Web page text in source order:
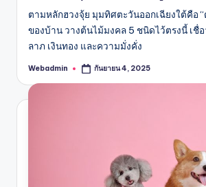
ตามหลักฮวงจุ้ย มุมทิศตะวันออกเฉียงใต้คือ
ของบ้าน วางต้นไม้มงคล 5 ชนิดไว้ตรงนี้ เชื่
ลาภ เงินทอง และความมั่งคั่ง
Posted
Webadmin กันยายน 4, 2025